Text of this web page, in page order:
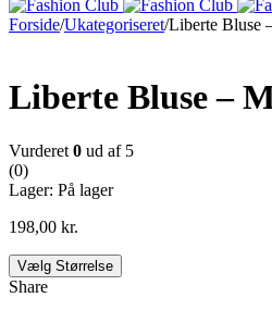
Forside/Ukategoriseret/Liberte Bluse
Liberte Bluse –
Vurderet 0 ud af 5
(0)
Lager: På lager
198,00 kr.
Vælg Størrelse
Share